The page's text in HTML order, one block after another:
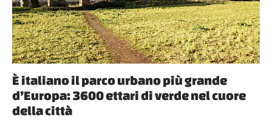
È italiano il parco urbano più grande
d’Europa: 3600 ettari di verde nel cuore
della città